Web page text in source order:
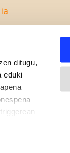
ditugu,
eduki